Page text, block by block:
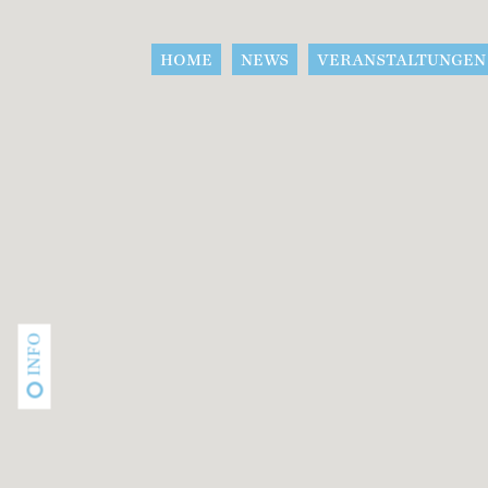
HOME NEWS VERANSTALTUNGEN
INFO